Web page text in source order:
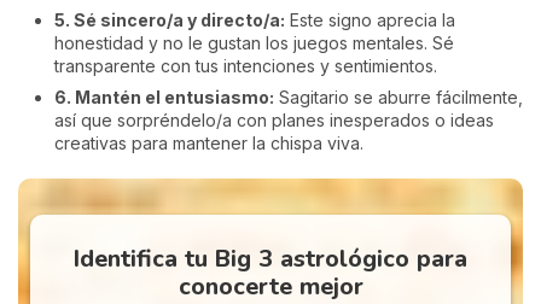
5. Sé sincero/a y directo/a: Este signo aprecia la
honestidad y no le gustan los juegos mentales. Sé
transparente con tus intenciones y sentimientos.
6. Mantén el entusiasmo: Sagitario se aburre fácilmente,
así que sorpréndelo/a con planes inesperados o ideas
creativas para mantener la chispa viva.
Identifica tu Big 3 astrológico para
conocerte mejor